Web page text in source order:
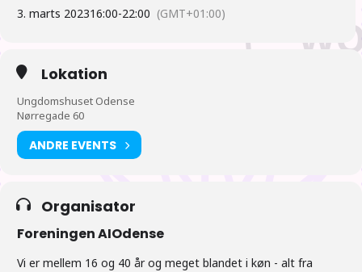
(hentning, spisning ved tilbagekomst).
18:00 Nyheder fra Japan. Vi satser på at der er “nyheder fra
Japan” klokken 18 (eller kort derefter) afholdt af et
bestyrelsesmedlem hvis muligt.
Tiderne er vejledende
3. marts 202316:00-22:00 (GMT+01:00)
Lokation
Ungdomshuset Odense
Nørregade 60
ANDRE EVENTS
Organisator
Foreningen AIOdense
Vi er mellem 16 og 40 år og meget blandet i køn - alt fra